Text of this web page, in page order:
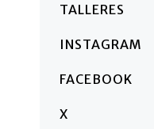
principal
TALLERES
INSTAGRAM
FACEBOOK
X